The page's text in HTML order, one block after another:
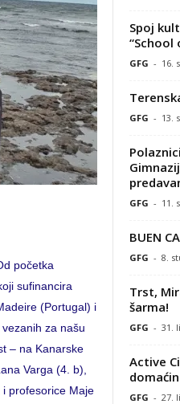
početka
sufinancira
(Portugal) i
za našu
– na Kanarske
Varga (4. b),
profesorice Maje
Spoj
“School
GFG - 16.
GFG - 13.
GFG - 11.
BUEN
GFG - 8.
Trst,
šarma!
GFG - 31.
Active
GFG - 27.